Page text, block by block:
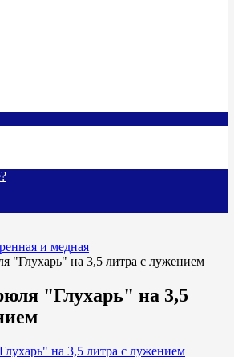
и медная
"Глухарь" на 3,5 литра с лужением
"Глухарь" на 3,5